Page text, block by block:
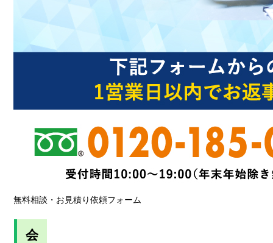
無料相談・お見積り依頼フォーム
会